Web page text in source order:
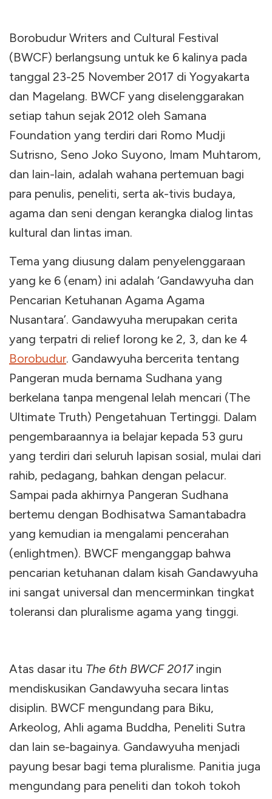
Borobudur Writers and Cultural Festival
(BWCF) berlangsung untuk ke 6 kalinya pada
tanggal 23-25 November 2017 di Yogyakarta
dan Magelang. BWCF yang diselenggarakan
setiap tahun sejak 2012 oleh Samana
Foundation yang terdiri dari Romo Mudji
Sutrisno, Seno Joko Suyono, Imam Muhtarom,
dan lain-lain, adalah wahana pertemuan bagi
para penulis, peneliti, serta ak-tivis budaya,
agama dan seni dengan kerangka dialog lintas
kultural dan lintas iman.
Tema yang diusung dalam penyelenggaraan
yang ke 6 (enam) ini adalah ‘Gandawyuha dan
Pencarian Ketuhanan Agama Agama
Nusantara’. Gandawyuha merupakan cerita
yang terpatri di relief lorong ke 2, 3, dan ke 4
Borobudur. Gandawyuha bercerita tentang
Pangeran muda bernama Sudhana yang
berkelana tanpa mengenal lelah mencari (The
Ultimate Truth) Pengetahuan Tertinggi. Dalam
pengembaraannya ia belajar kepada 53 guru
yang terdiri dari seluruh lapisan sosial, mulai dari
rahib, pedagang, bahkan dengan pelacur.
Sampai pada akhirnya Pangeran Sudhana
bertemu dengan Bodhisatwa Samantabadra
yang kemudian ia mengalami pencerahan
(enlightmen). BWCF menganggap bahwa
pencarian ketuhanan dalam kisah Gandawyuha
ini sangat universal dan mencerminkan tingkat
toleransi dan pluralisme agama yang tinggi.
Atas dasar itu The 6th BWCF 2017ingin
mendiskusikan Gandawyuha secara lintas
disiplin. BWCF mengundang para Biku,
Arkeolog, Ahli agama Buddha, Peneliti Sutra
dan lain se-bagainya. Gandawyuha menjadi
payung besar bagi tema pluralisme. Panitia juga
mengundang para peneliti dan tokoh tokoh